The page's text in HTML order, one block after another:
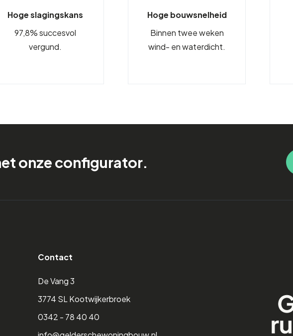
Hoge slagingskans
97,8% succesvol
vergund.
Hoge bouwsnelheid
Binnen twee weken
wind- en waterdicht.
onze configurator.
Contact
De Vang 3
3774 SL Kootwijkerbroek
0342 - 78 40 40